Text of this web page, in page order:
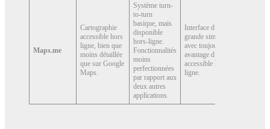
Maps.me
Cartographie
accessible hors
ligne, bien que
moins détaillée
que sur Google
Maps.
Système turn-
to-turn
basique, mais
disponible
hors-ligne.
Fonctionnalités
moins
perfectionnées
par rapport aux
deux autres
applications.
Interface d’une
grande simplicité
avec toujours cet
avantage d’être
accessible hors-
ligne.